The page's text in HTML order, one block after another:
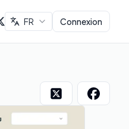
FR Connexion